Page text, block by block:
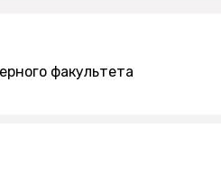
факультета